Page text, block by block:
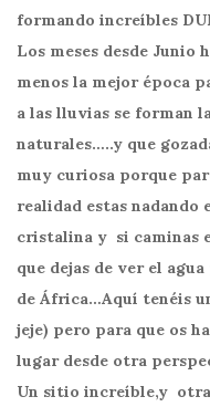
formando increíbles
Los meses desde Junio
menos la mejor época
a las lluvias se forman
naturales…..y que
muy curiosa porque
realidad estas nadando
cristalina y si caminas
que dejas de ver el
de África…Aquí tenéis
jeje) pero para que os
lugar desde otra
Un sitio increíble,y